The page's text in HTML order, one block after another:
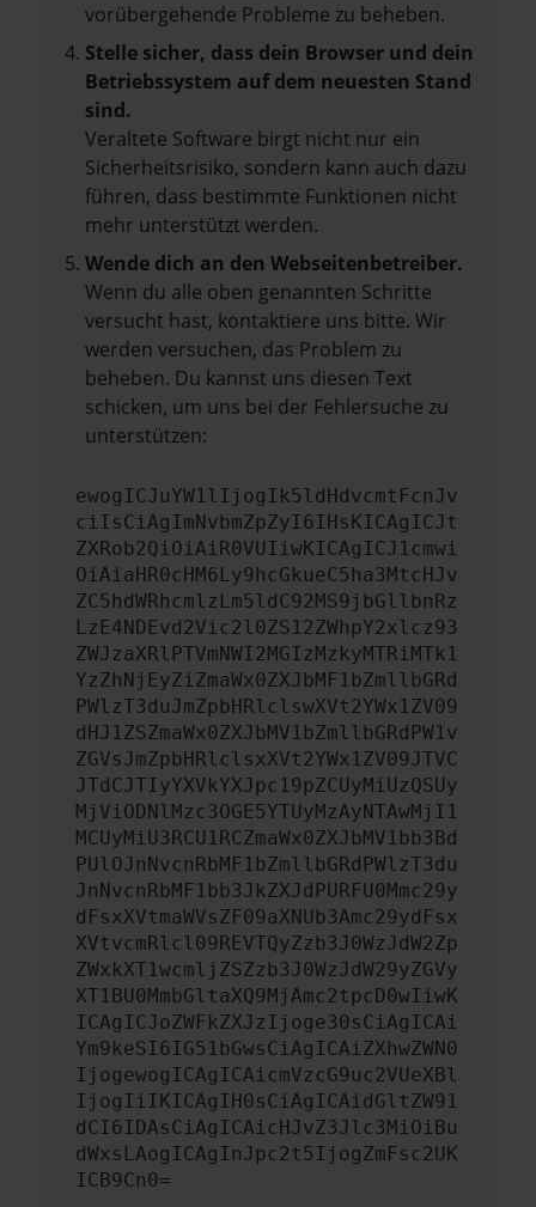
vorübergehende Probleme zu beheben.
Stelle sicher, dass dein Browser und dein
Betriebssystem auf dem neuesten Stand
sind.
Veraltete Software birgt nicht nur ein
Sicherheitsrisiko, sondern kann auch dazu
führen, dass bestimmte Funktionen nicht
mehr unterstützt werden.
Wende dich an den Webseitenbetreiber.
Wenn du alle oben genannten Schritte
versucht hast, kontaktiere uns bitte. Wir
werden versuchen, das Problem zu
beheben. Du kannst uns diesen Text
schicken, um uns bei der Fehlersuche zu
unterstützen:
ewogICJuYW1lIjogIk5ldHdvcmtFcnJv
ciIsCiAgImNvbmZpZyI6IHsKICAgICJt
ZXRob2QiOiAiR0VUIiwKICAgICJ1cmwi
OiAiaHR0cHM6Ly9hcGkueC5ha3MtcHJv
ZC5hdWRhcmlzLm5ldC92MS9jbGllbnRz
LzE4NDEvd2Vic2l0ZS12ZWhpY2xlcz93
ZWJzaXRlPTVmNWI2MGIzMzkyMTRiMTk1
YzZhNjEyZiZmaWx0ZXJbMF1bZmllbGRd
PWlzT3duJmZpbHRlclswXVt2YWx1ZV09
dHJ1ZSZmaWx0ZXJbMV1bZmllbGRdPW1v
ZGVsJmZpbHRlclsxXVt2YWx1ZV09JTVC
JTdCJTIyYXVkYXJpc19pZCUyMiUzQSUy
MjViODNlMzc3OGE5YTUyMzAyNTAwMjI1
MCUyMiU3RCU1RCZmaWx0ZXJbMV1bb3Bd
PUlOJnNvcnRbMF1bZmllbGRdPWlzT3du
JnNvcnRbMF1bb3JkZXJdPURFU0Mmc29y
dFsxXVtmaWVsZF09aXNUb3Amc29ydFsx
XVtvcmRlcl09REVTQyZzb3J0WzJdW2Zp
ZWxkXT1wcmljZSZzb3J0WzJdW29yZGVy
XT1BU0MmbGltaXQ9MjAmc2tpcD0wIiwK
ICAgICJoZWFkZXJzIjoge30sCiAgICAi
Ym9keSI6IG51bGwsCiAgICAiZXhwZWN0
IjogewogICAgICAicmVzcG9uc2VUeXBl
IjogIiIKICAgIH0sCiAgICAidGltZW91
dCI6IDAsCiAgICAicHJvZ3Jlc3MiOiBu
dWxsLAogICAgInJpc2t5IjogZmFsc2UK
ICB9Cn0=